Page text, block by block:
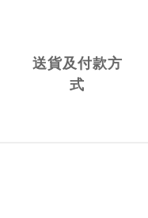
送貨及付款方
式